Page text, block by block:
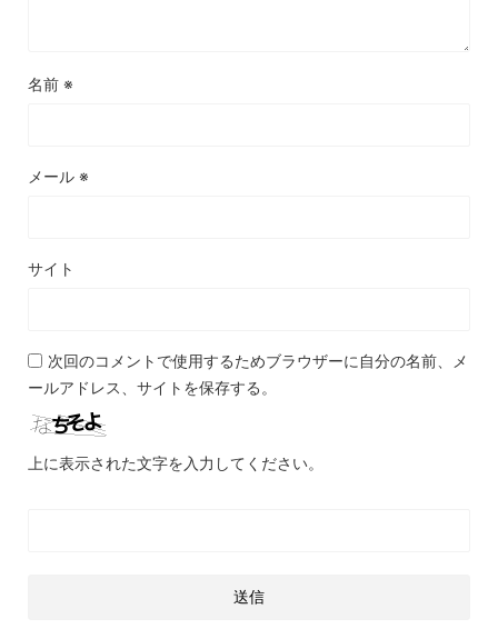
名前 ※
メール ※
サイト
次回のコメントで使用するためブラウザーに自分の名前、メ
ールアドレス、サイトを保存する。
上に表示された文字を入力してください。